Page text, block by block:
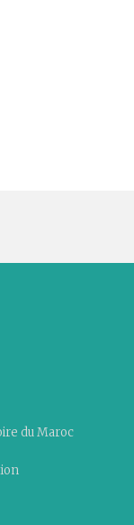
du Maroc